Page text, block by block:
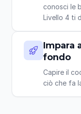
conosci le
Livello 4 ti
Impara
fondo
Capire il
ciò che fa